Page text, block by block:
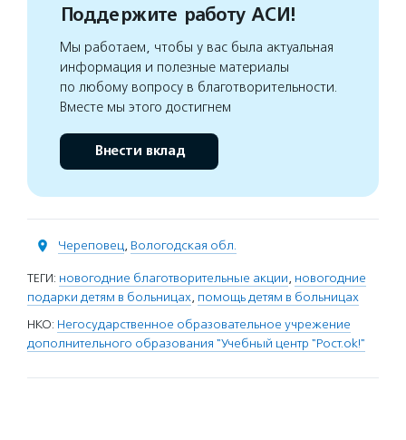
Поддержите работу АСИ!
Мы работаем, чтобы у вас была актуальная
информация и полезные материалы
по любому вопросу в благотворительности.
Вместе мы этого достигнем
Внести вклад
Череповец, Вологодская обл.
ТЕГИ: новогодние благотворительные акции, новогодние
подарки детям в больницах, помощь детям в больницах
НКО: Негосударственное образовательное учрежение
дополнительного образования "Учебный центр "Рост.ok!"